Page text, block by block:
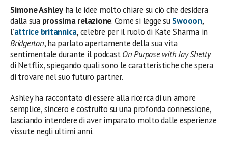
Simone Ashleyha le idee molto chiare su ciò che desidera
dalla sua prossima relazione. Come si legge suSwooon,
l’attrice britannica, celebre per il ruolo di Kate Sharma in
Bridgerton, ha parlato apertamente della sua vita
sentimentale durante il podcastOn Purpose with Jay Shetty
di Netflix, spiegando quali sono le caratteristiche che spera
di trovare nel suo futuro partner.
Ashley ha raccontato di essere alla ricerca di un amore
semplice, sincero e costruito su una profonda connessione,
lasciando intendere di aver imparato molto dalle esperienze
vissute negli ultimi anni.